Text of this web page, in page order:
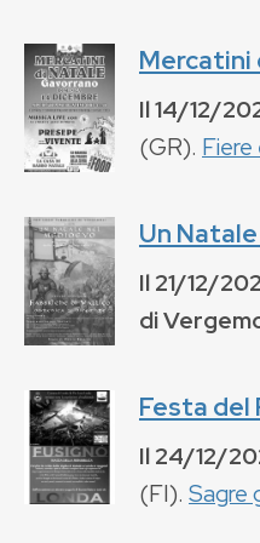
Mercatini
Il14/12/
(GR).
Un
Il21/12/
di
Festa del
Il24/12/
(FI). Sagre